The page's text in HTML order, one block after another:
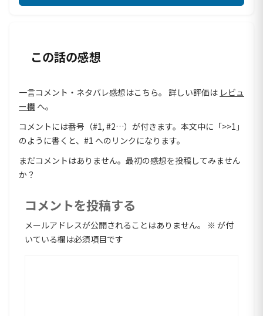
この話の感想
一言コメント・ネタバレ感想はこちら。 詳しい評価は レビュ
ー欄 へ。
コメントには番号（#1, #2…）が付きます。本文中に「>>1」
のように書くと、#1 へのリンクになります。
まだコメントはありません。最初の感想を投稿してみません
か？
コメントを投稿する
メールアドレスが公開されることはありません。 ※ が付
いている欄は必須項目です